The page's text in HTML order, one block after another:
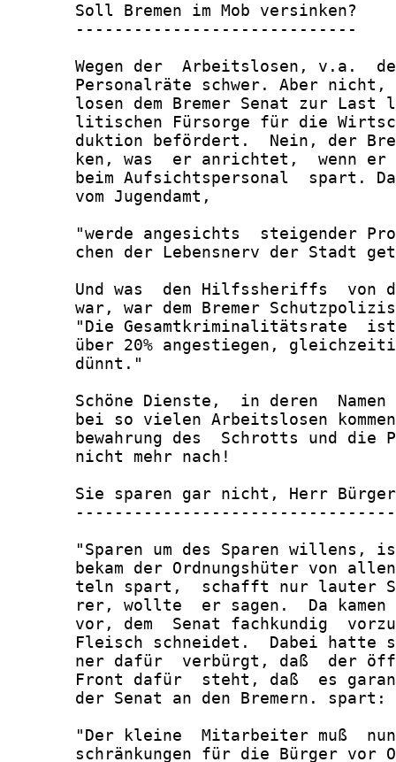
       Soll Bremen im Mob versinken?
       -----------------------------
Wegen der  Arbeitslosen, v.a.
Personalräte schwer. Aber
losen dem Bremer Senat zur Last
litischen Fürsorge für die
duktion befördert.  Nein, der
ken, was  er anrichtet,  wenn
beim Aufsichtspersonal  spart.
       vom Jugendamt,
"werde angesichts  steigender
chen der Lebensnerv der Stadt
Und was  den Hilfssheriffs  von
war, war dem Bremer
"Die Gesamtkriminalitätsrate
über 20% angestiegen,
       dünnt."
Schöne Dienste,  in deren
bei so vielen Arbeitslosen
bewahrung des  Schrotts und die
       nicht mehr nach!
Sie sparen gar nicht, Herr
"Sparen um des Sparen willens,
bekam der Ordnungshüter von
teln spart,  schafft nur lauter
rer, wollte  er sagen.  Da
vor, dem  Senat fachkundig
Fleisch schneidet.  Dabei hatte
ner dafür  verbürgt, daß  der
Front dafür  steht, daß  es
       der Senat an den Bremern. spart:
"Der kleine  Mitarbeiter muß
schränkungen für die Bürger vor